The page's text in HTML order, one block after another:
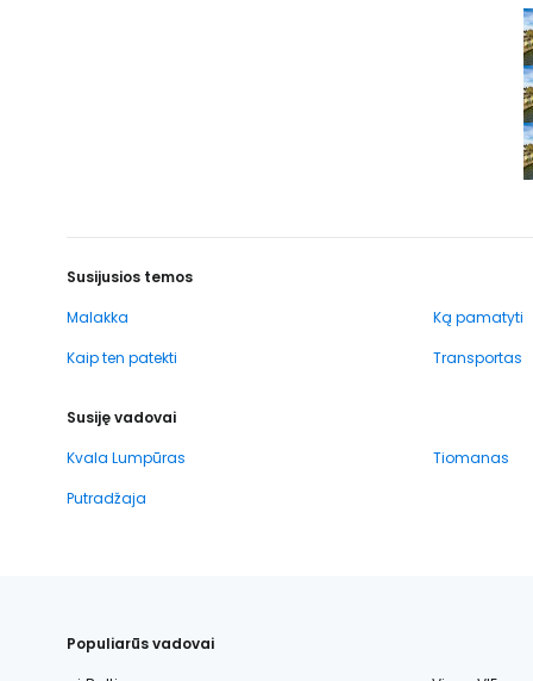
Susijusios temos
Malakka
Ką pamatyti
Kaip ten patekti
Transportas
Susiję vadovai
Kvala Lumpūras
Tiomanas
Putradžaja
Populiarūs vadovai